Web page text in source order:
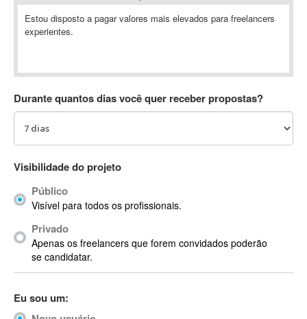
Abstract Window Toolkit (AWT)
Absynth
ACARS
AccountMate
ACDSee
ACID Pro
ACPI
Acrobat
Acrobat X
Acronis
Actian
Actimize
ActionScript
Active Directory
Estou disposto a pagar valores mais elevados para freelancers
experientes.
Durante quantos dias você quer receber propostas?
Visibilidade do projeto
Público
Visível para todos os profissionais.
Privado
Apenas os freelancers que forem convidados poderão
se candidatar.
Eu sou um: